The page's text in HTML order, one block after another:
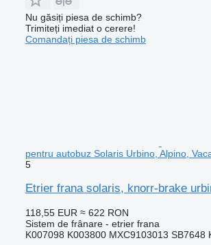
Nu găsiți piesa de schimb?
Trimiteți imediat o cerere!
Comandați piesa de schimb
pentru autobuz Solaris Urbino, Alpino,
5
Etrier frana solaris, knorr-brake
118,55 EUR ≈ 622 RON
Sistem de frânare - etrier frana
K007098 K003800 MXC9103013 SB7648